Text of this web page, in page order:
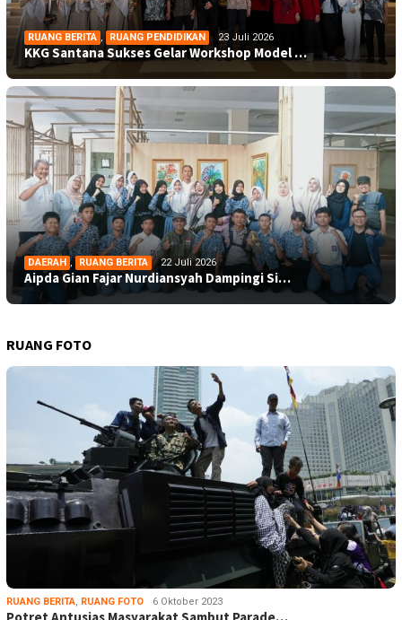
RUANG BERITA , RUANG PENDIDIKAN 23 Juli 2026
KKG Santana Sukses Gelar Workshop Model …
DAERAH , RUANG BERITA 22 Juli 2026
Aipda Gian Fajar Nurdiansyah Dampingi Si…
RUANG FOTO
RUANG BERITA, RUANG FOTO 6 Oktober 2023